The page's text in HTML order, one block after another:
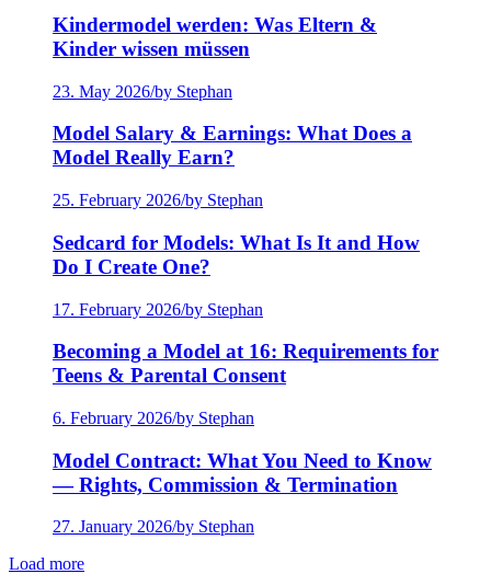
Kindermodel werden: Was Eltern &
Kinder wissen müssen
23. May 2026/by Stephan
Model Salary & Earnings: What Does a
Model Really Earn?
25. February 2026/by Stephan
Sedcard for Models: What Is It and How
Do I Create One?
17. February 2026/by Stephan
Becoming a Model at 16: Requirements for
Teens & Parental Consent
6. February 2026/by Stephan
Model Contract: What You Need to Know
— Rights, Commission & Termination
27. January 2026/by Stephan
Load more